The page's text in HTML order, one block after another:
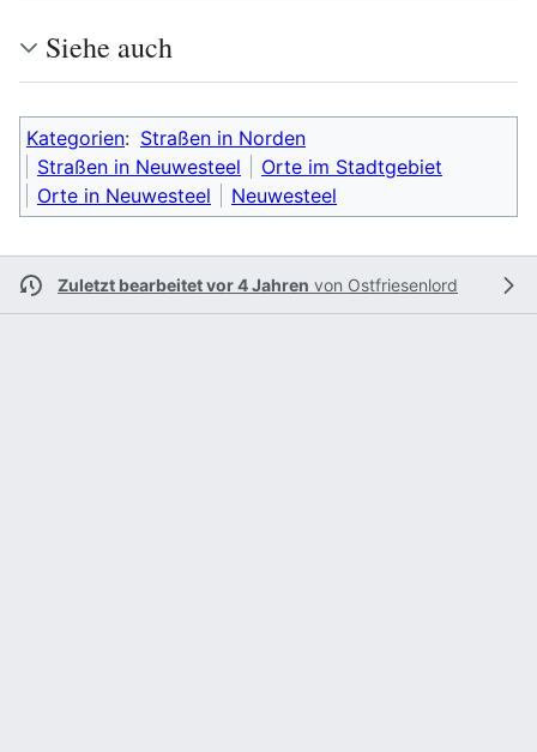
Siehe auch
Kategorien: Straßen in Norden
Straßen in Neuwesteel
Orte im Stadtgebiet
Orte in Neuwesteel
Neuwesteel
Zuletzt bearbeitet vor 4 Jahren von Ostfriesenlord